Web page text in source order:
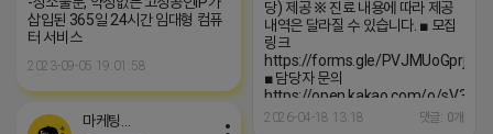
당) 제공 ※ 진료 내용에 따라 제공
내역은 달라질 수 있습니다. ■ 모집
링크
https://forms.gle/
■ 담당자 문의
https://open.kakao.com/o/
선정되신 분께는 개별 연락드리겠
2026-04-18 13:18 댓글: 0개
삽입된 365일 24시간 임대형 컴퓨
터 서비스
2023-09-05 19:01:58